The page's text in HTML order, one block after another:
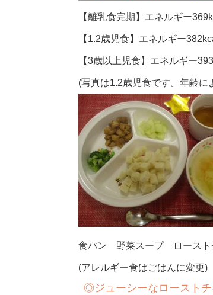
【離乳食完期】エネルギー
【1.2歳児食】エネルギー
【3歳以上児食】エネルギー
(写真は1.2歳児食です。年齢
食パン 野菜スープ ロース
(アレルギー食はごはんに変更)
◎ジューシーなロースト